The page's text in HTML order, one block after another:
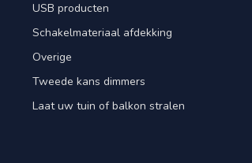
USB producten
Schakelmateriaal afdekking
Overige
Tweede kans dimmers
Laat uw tuin of balkon stralen